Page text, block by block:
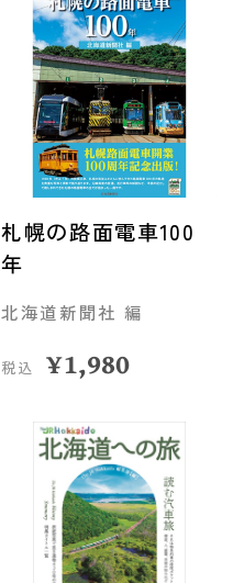
札幌の路面電車100
年
北海道新聞社 編
税込 ¥1,980